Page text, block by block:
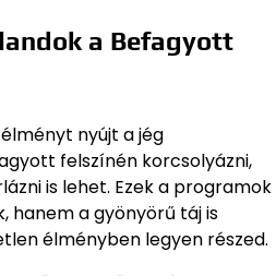
a Befagyott
nyújt a jég
felszínén korcsolyázni,
is lehet. Ezek a programok
hanem a gyönyörű táj is
élményben legyen részed.